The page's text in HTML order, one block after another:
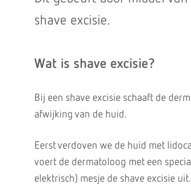
shave excisie.
Wat is shave excisie?
Bij een shave excisie schaaft de
afwijking van de huid.
Eerst verdoven we de huid met
voert de dermatoloog met een
elektrisch) mesje de shave excisie